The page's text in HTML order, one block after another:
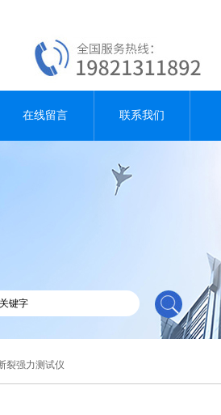
在线留言 联系我们
裂强力测试仪